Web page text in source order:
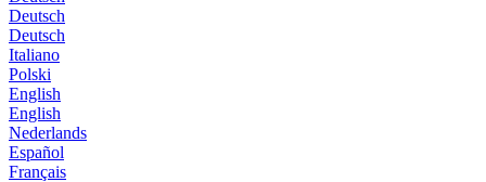
Deutsch
Deutsch
Italiano
Polski
English
English
Nederlands
Español
Français